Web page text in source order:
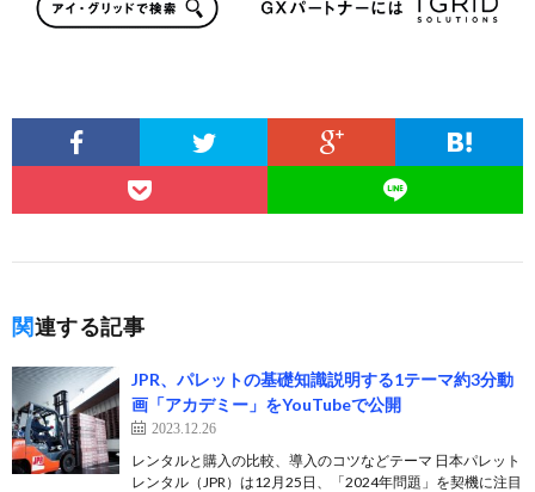
関連する記事
JPR、パレットの基礎知識説明する1テーマ約3分動
画「アカデミー」をYouTubeで公開
2023.12.26
レンタルと購入の比較、導入のコツなどテーマ 日本パレット
レンタル（JPR）は12月25日、「2024年問題」を契機に注目